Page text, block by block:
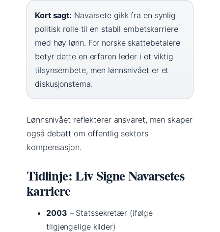
Kort sagt: Navarsete gikk fra en synlig
politisk rolle til en stabil embetskarriere
med høy lønn. For norske skattebetalere
betyr dette en erfaren leder i et viktig
tilsynsembete, men lønnsnivået er et
diskusjonstema.
Lønnsnivået reflekterer ansvaret, men skaper
også debatt om offentlig sektors
kompensasjon.
Tidlinje: Liv Signe Navarsetes
karriere
2003 – Statssekretær (ifølge
tilgjengelige kilder)